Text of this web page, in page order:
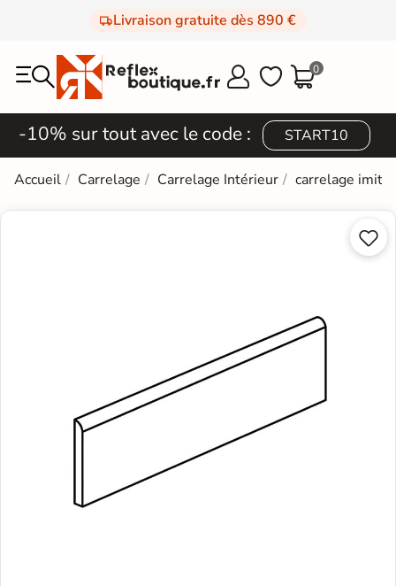
Livraison gratuite dès 890 €
  0
-10% sur tout avec le code : START10
Accueil Carrelage Carrelage Intérieur carrelage

